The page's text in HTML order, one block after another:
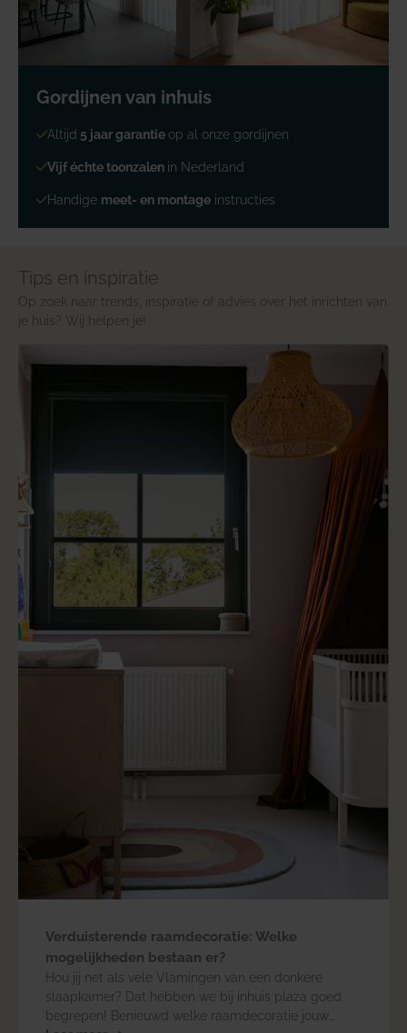
Gordijnen van inhuis
Altijd 5 jaar garantieop al onze gordijnen
Vijf échte toonzalen in Nederland
Handige meet- en montage instructies
Tips en inspiratie
Op zoek naar trends, inspiratie of advies over het inrichten van
je huis? Wij helpen je!
Verduisterende raamdecoratie: Welke
mogelijkheden bestaan er?
Hou jij net als vele Vlamingen van een donkere
slaapkamer? Dat hebben we bij inhuis plaza goed
begrepen! Benieuwd welke raamdecoratie jouw